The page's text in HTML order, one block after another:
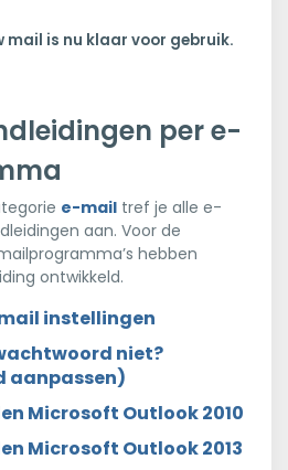
mail is nu klaar voor gebruik.
per e-
e-mail tref je alle e-
aan. Voor de
hebben
ontwikkeld.
instellingen
niet?
aanpassen)
Microsoft Outlook 2010
Microsoft Outlook 2013